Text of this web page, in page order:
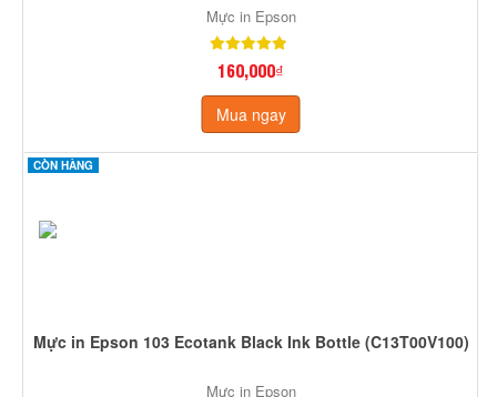
Mực in Epson
160,000₫
Mua ngay
CÒN HÀNG
Mực in Epson 103 Ecotank Black Ink Bottle (C13T00V100)
Mực in Epson